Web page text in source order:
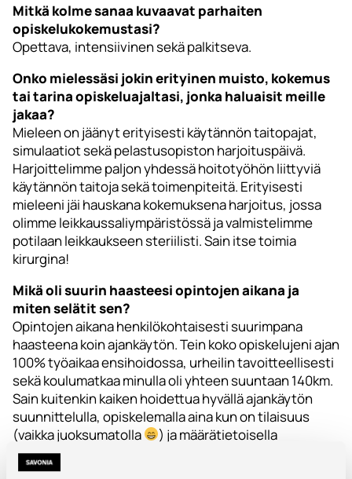
Mitkä kolme sanaa kuvaavat parhaiten
opiskelukokemustasi?
Opettava, intensiivinen sekä palkitseva.
Onko mielessäsi jokin erityinen muisto, kokemus
tai tarina opiskeluajaltasi, jonka haluaisit meille
jakaa?
Mieleen on jäänyt erityisesti käytännön taitopajat,
simulaatiot sekä pelastusopiston harjoituspäivä.
Harjoittelimme paljon yhdessä hoitotyöhön liittyviä
käytännön taitoja sekä toimenpiteitä. Erityisesti
mieleeni jäi hauskana kokemuksena harjoitus, jossa
olimme leikkaussaliympäristössä ja valmistelimme
potilaan leikkaukseen steriilisti. Sain itse toimia
kirurgina!
Mikä oli suurin haasteesi opintojen aikana ja
miten selätit sen?
Opintojen aikana henkilökohtaisesti suurimpana
haasteena koin ajankäytön. Tein koko opiskelujeni ajan
100% työaikaa ensihoidossa, urheilin tavoitteellisesti
sekä koulumatkaa minulla oli yhteen suuntaan 140km.
Sain kuitenkin kaiken hoidettua hyvällä ajankäytön
suunnittelulla, opiskelemalla aina kun on tilaisuus
(vaikka juoksumatolla
) ja määrätietoisella
asenteella.